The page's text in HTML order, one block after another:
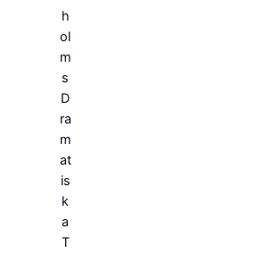
h
ol
m
s
D
ra
m
at
is
k
a
T